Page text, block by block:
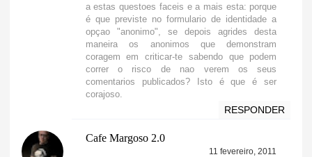
a estas questoes faceis e a mais esta: porque
é que previste no formulario de identidade a
opçao "anonimo", se depois agrides desta
maneira os anonimos que demonstram
coragem em criticar-te sabendo que podem
correr o risco de nao verem os seus
comentarios publicados? Isto é que é ser
corajoso.
RESPONDER
Cafe Margoso 2.0
11 fevereiro, 2011